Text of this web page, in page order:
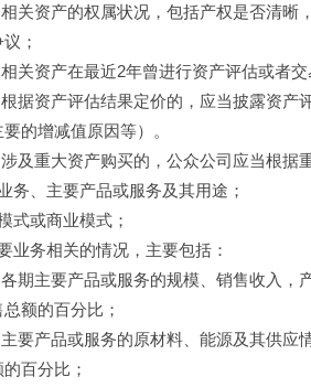
的权属状况，包括产权是否清晰，是
；
在最近2年曾进行资产评估或者交易
据资产评估结果定价的，应当披露资
的增减值原因等）。
及重大资产购买的，公众公司应当根据
务、主要产品或服务及其用途；
式或商业模式；
业务相关的情况，主要包括：
期主要产品或服务的规模、销售收入，
额的百分比；
要产品或服务的原材料、能源及其供应
百分比；